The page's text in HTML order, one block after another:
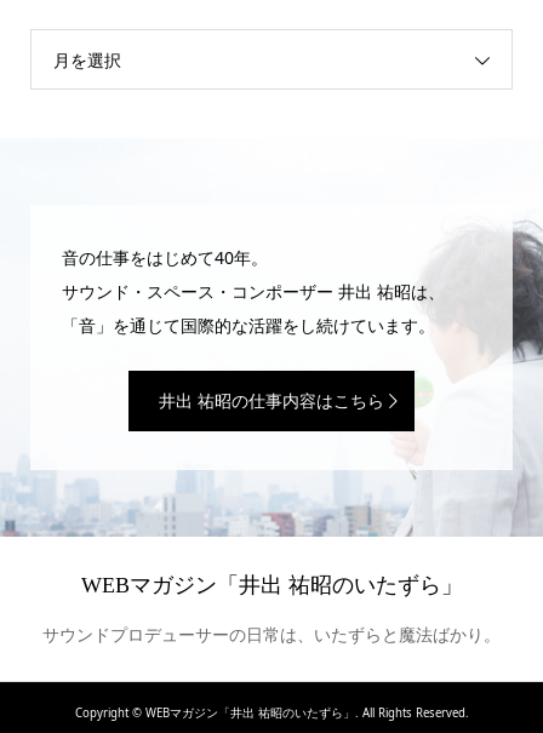
月を選択
音の仕事をはじめて40年。
サウンド・スペース・コンポーザー 井出 祐昭は、
「音」を通じて国際的な活躍をし続けています。
井出 祐昭の仕事内容はこちら
WEBマガジン「井出 祐昭のいたずら」
サウンドプロデューサーの日常は、いたずらと魔法ばかり。
Copyright ©WEBマガジン「井出 祐昭のいたずら」. All Rights Reserved.